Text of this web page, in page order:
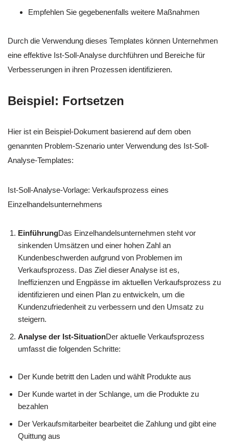
Empfehlen Sie gegebenenfalls weitere Maßnahmen
Durch die Verwendung dieses Templates können Unternehmen
eine effektive Ist-Soll-Analyse durchführen und Bereiche für
Verbesserungen in ihren Prozessen identifizieren.
Beispiel: Fortsetzen
Hier ist ein Beispiel-Dokument basierend auf dem oben
genannten Problem-Szenario unter Verwendung des Ist-Soll-
Analyse-Templates:
Ist-Soll-Analyse-Vorlage: Verkaufsprozess eines
Einzelhandelsunternehmens
EinführungDas Einzelhandelsunternehmen steht vor
sinkenden Umsätzen und einer hohen Zahl an
Kundenbeschwerden aufgrund von Problemen im
Verkaufsprozess. Das Ziel dieser Analyse ist es,
Ineffizienzen und Engpässe im aktuellen Verkaufsprozess zu
identifizieren und einen Plan zu entwickeln, um die
Kundenzufriedenheit zu verbessern und den Umsatz zu
steigern.
Analyse der Ist-SituationDer aktuelle Verkaufsprozess
umfasst die folgenden Schritte:
Der Kunde betritt den Laden und wählt Produkte aus
Der Kunde wartet in der Schlange, um die Produkte zu
bezahlen
Der Verkaufsmitarbeiter bearbeitet die Zahlung und gibt eine
Quittung aus